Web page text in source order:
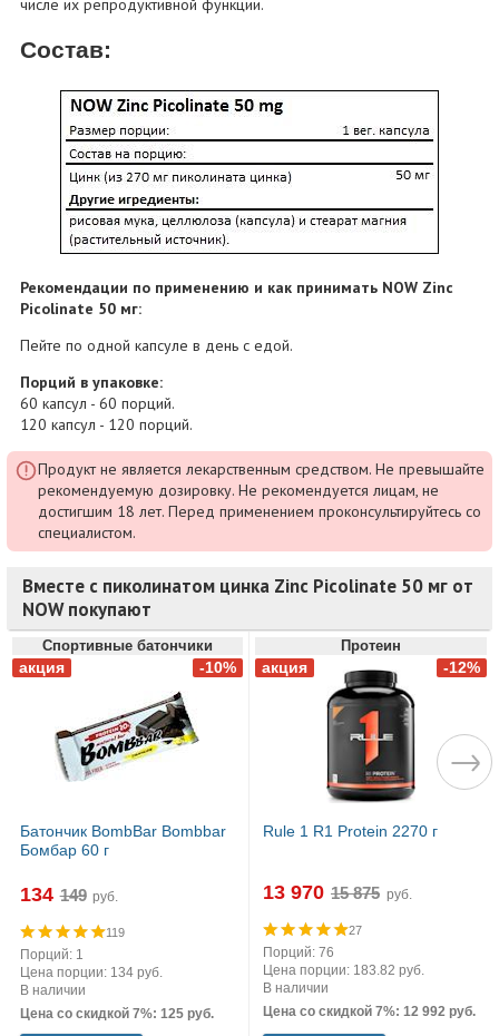
числе их репродуктивной функции.
Состав:
Рекомендации по применению и как принимать NOW Zinc
Picolinate 50 мг:
Пейте по одной капсуле в день с едой.
Порций в упаковке:
60 капсул - 60 порций.
120 капсул - 120 порций.
Продукт не является лекарственным средством. Не превышайте
рекомендуемую дозировку. Не рекомендуется лицам, не
достигшим 18 лет. Перед применением проконсультируйтесь со
специалистом.
Вместе с пиколинатом цинка Zinc Picolinate 50 мг от
NOW покупают
Спортивные батончики
Батончик BombBar Bombbar
Бомбар 60 г
134 руб.
119
Порций: 1
Цена порции: 134 руб.
В наличии
Цена со скидкой 7%: 125 руб.
Протеин
Rule 1 R1 Protein 2270 г
13 970 руб.
27
Порций: 76
Цена порции: 183.82 руб.
В наличии
Цена со скидкой 7%: 12 992 руб.